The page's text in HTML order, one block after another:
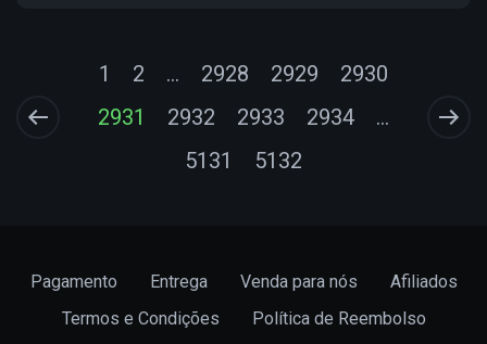
1 2 ... 2928 2929
2930
2931
2932 2933 2934
...
5131
5132
Pagamento Entrega Venda para nós
Afiliados
Termos e Condições
Política de Reembolso